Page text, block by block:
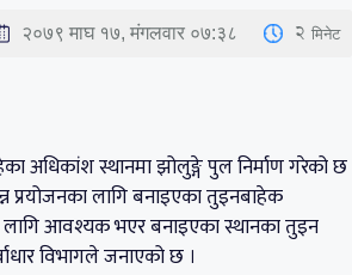
२०७९ माघ १७, मंगलवार ०७:३८ 2 मिनेट
अधिकांश स्थानमा झोलुङ्गे पुल निर्माण गरेको छ
प्रयोजनका लागि बनाइएका तुइनबाहेक
आवश्यक भएर बनाइएका स्थानका तुइन
विभागले जनाएको छ ।